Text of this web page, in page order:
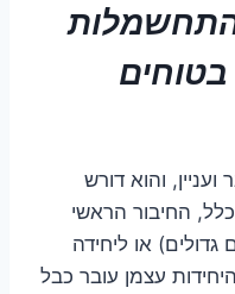
התחשמלות
והוא דורש
החיבור הראשי
גדולים) או ליחידה
עצמן עובר כבל